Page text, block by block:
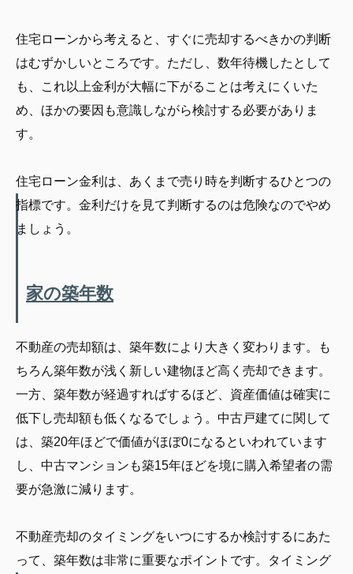
住宅ローンから考えると、すぐに売却するべきかの判断
はむずかしいところです。ただし、数年待機したとして
も、これ以上金利が大幅に下がることは考えにくいた
め、ほかの要因も意識しながら検討する必要がありま
す。
住宅ローン金利は、あくまで売り時を判断するひとつの
指標です。金利だけを見て判断するのは危険なのでやめ
ましょう。
家の築年数
不動産の売却額は、築年数により大きく変わります。も
ちろん築年数が浅く新しい建物ほど高く売却できます。
一方、築年数が経過すればするほど、資産価値は確実に
低下し売却額も低くなるでしょう。中古戸建てに関して
は、築20年ほどで価値がほぼ0になるといわれています
し、中古マンションも築15年ほどを境に購入希望者の需
要が急激に減ります。
不動産売却のタイミングをいつにするか検討するにあた
って、築年数は非常に重要なポイントです。タイミング